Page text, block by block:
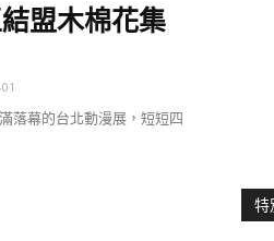
盟木棉花集
落幕的台北動漫展，短短四
特